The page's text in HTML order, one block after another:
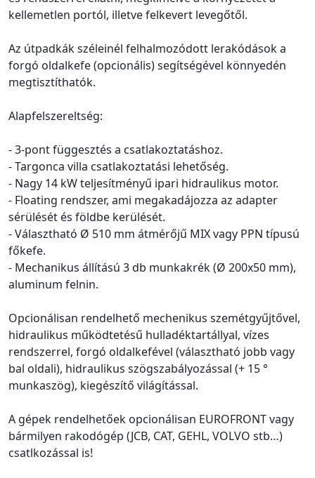
kellemetlen portól, illetve felkevert levegőtől.
Az útpadkák széleinél felhalmozódott lerakódások a
forgó oldalkefe (opcionális) segítségével könnyedén
megtisztíthatók.
Alapfelszereltség:
- 3-pont függesztés a csatlakoztatáshoz.
- Targonca villa csatlakoztatási lehetőség.
- Nagy 14 kW teljesítményű ipari hidraulikus motor.
- Floating rendszer, ami megakadájozza az adapter
sérülését és földbe kerülését.
- Választható Ø 510 mm átmérőjű MIX vagy PPN típusú
főkefe.
- Mechanikus állítású 3 db munkakrék (Ø 200x50 mm),
aluminum felnin.
Opcionálisan rendelhető mechenikus szemétgyűjtővel,
hidraulikus működtetésű hulladéktartállyal, vízes
rendszerrel, forgó oldalkefével (választható jobb vagy
bal oldali), hidraulikus szögszabályozással (+ 15 °
munkaszög), kiegészítő világítással.
A gépek rendelhetőek opcionálisan EUROFRONT vagy
bármilyen rakodógép (JCB, CAT, GEHL, VOLVO stb…)
csatlkozással is!